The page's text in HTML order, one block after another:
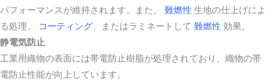
パフォーマンスが維持されます。また、 難燃性 生地の仕上げによ
る処理、 コーティング 、またはラミネートして 難燃性 効果。
静電気防止
工業用織物の表面には帯電防止樹脂が処理されており、織物の帯
電防止性能が向上しています。